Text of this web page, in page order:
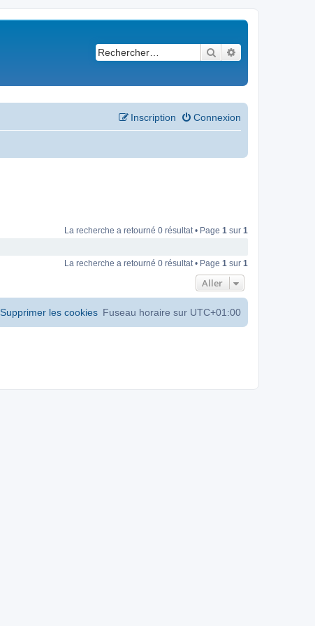
Rechercher
Connexion
Inscription
La recherche a retourné 0 résultat • Page 1 sur 1
La recherche a retourné 0 résultat • Page 1 sur 1
Aller
Fuseau horaire sur UTC+01:00
Supprimer les cookies